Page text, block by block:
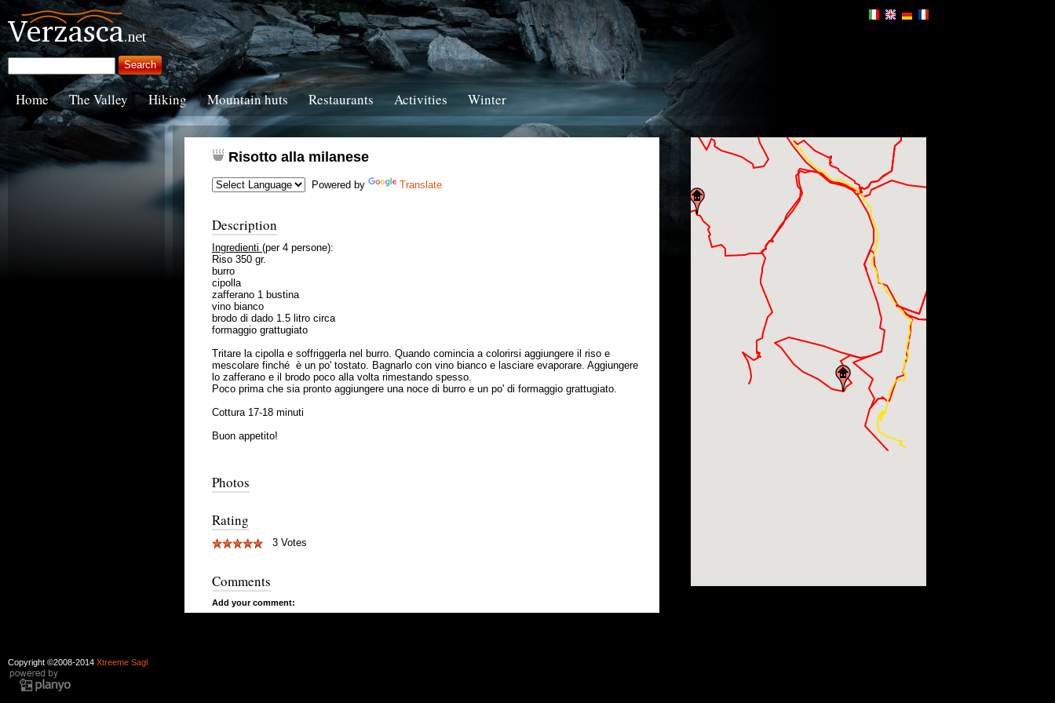
Home The Valley Hiking Mountain huts Restaurants Activities Winter
Risotto alla milanese
Powered by Translate
Description
Ingredienti (per 4 persone):
Riso 350 gr.
burro
cipolla
zafferano 1 bustina
vino bianco
brodo di dado 1.5 litro circa
formaggio grattugiato
Tritare la cipolla e soffriggerla nel burro. Quando comincia a colorirsi aggiungere il riso e
mescolare finché è un po' tostato. Bagnarlo con vino bianco e lasciare evaporare. Aggiungere
lo zafferano e il brodo poco alla volta rimestando spesso.
Poco prima che sia pronto aggiungere una noce di burro e un po' di formaggio grattugiato.
Cottura 17-18 minuti
Buon appetito!
Photos
Rating
3 Votes
Comments
Add your comment:
Copyright ©2008-2014 Xtreeme Sagl